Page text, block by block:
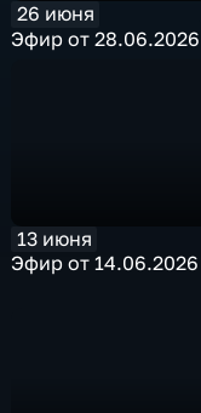
26 июня
Эфир от 28.06.2026
13 июня
Эфир от 14.06.2026